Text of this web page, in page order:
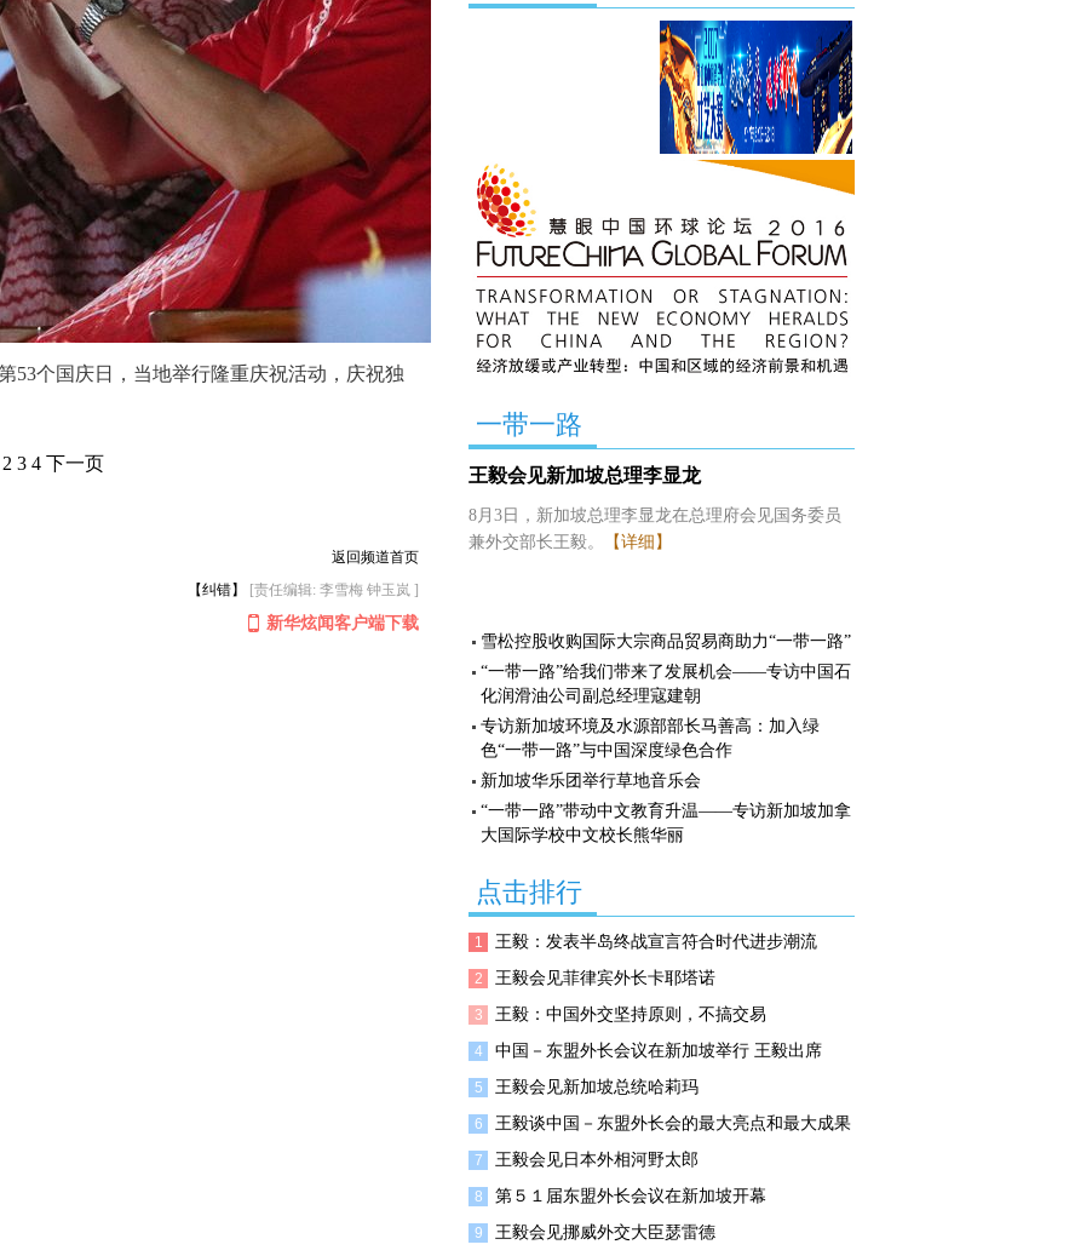
一带一路
王毅会见新加坡总理李显龙
8月3日，新加坡总理李显龙在总理府会见国务委员
兼外交部长王毅。
【详细】
雪松控股收购国际大宗商品贸易商助力“一带一路”
“一带一路”给我们带来了发展机会——专访中国石
化润滑油公司副总经理寇建朝
专访新加坡环境及水源部部长马善高：加入绿
色“一带一路”与中国深度绿色合作
新加坡华乐团举行草地音乐会
“一带一路”带动中文教育升温——专访新加坡加拿
大国际学校中文校长熊华丽
点击排行
1 王毅：发表半岛终战宣言符合时代进步潮流
2 王毅会见菲律宾外长卡耶塔诺
3 王毅：中国外交坚持原则，不搞交易
4 中国－东盟外长会议在新加坡举行 王毅出席
5 王毅会见新加坡总统哈莉玛
6 王毅谈中国－东盟外长会的最大亮点和最大成果
7 王毅会见日本外相河野太郎
8 第５１届东盟外长会议在新加坡开幕
9 王毅会见挪威外交大臣瑟雷德
个国庆日，当地举行隆重庆祝活动，庆祝独
2 3 4 下一页
返回频道首页
【纠错】
[责任编辑: 李雪梅 钟玉岚 ]
新华炫闻客户端下载